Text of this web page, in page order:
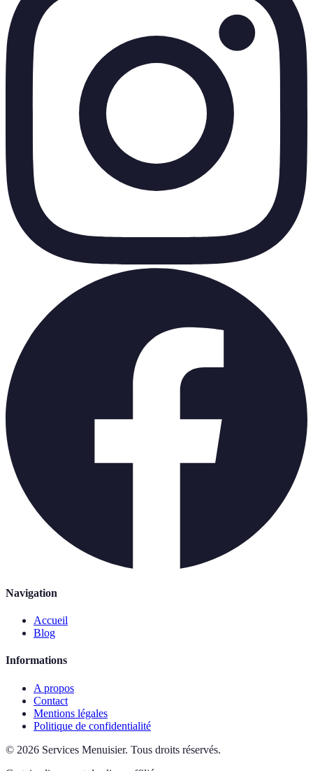
Navigation
Accueil
Blog
Informations
A propos
Contact
Mentions légales
Politique de confidentialité
© 2026 Services Menuisier. Tous droits réservés.